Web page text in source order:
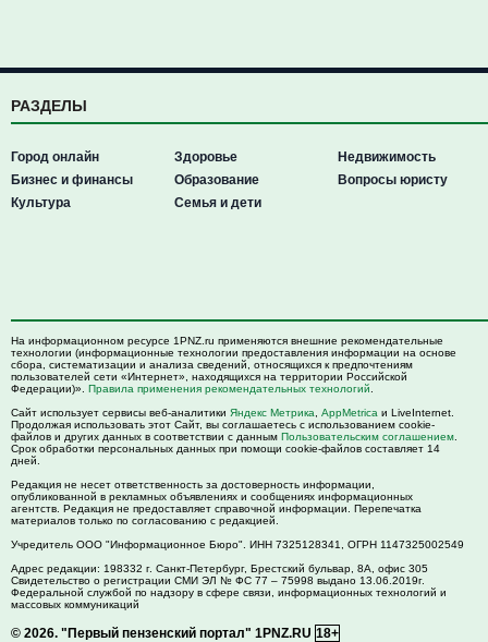
РАЗДЕЛЫ
Город онлайн
Бизнес и финансы
Культура
Здоровье
Образование
Семья и дети
Недвижимость
Вопросы юристу
На информационном ресурсе 1PNZ.ru применяются внешние рекомендательные
технологии (информационные технологии предоставления информации на основе
сбора, систематизации и анализа сведений, относящихся к предпочтениям
пользователей сети «Интернет», находящихся на территории Российской
Федерации)». Правила применения рекомендательных технологий
Сайт использует сервисы веб-аналитики Яндекс Метрика AppMetrica и LiveInternet.
Продолжая использовать этот Сайт, вы соглашаетесь с использованием cookie-
файлов и других данных в соответствии с данным Пользовательским соглашением
Срок обработки персональных данных при помощи cookie-файлов составляет 14
дней.
Редакция не несет ответственность за достоверность информации,
опубликованной в рекламных объявлениях и сообщениях информационных
агентств. Редакция не предоставляет справочной информации. Перепечатка
материалов только по согласованию с редакцией.
Учредитель ООО "Информационное Бюро". ИНН 7325128341, ОГРН 1147325002549
Адрес редакции: 198332 г. Санкт-Петербург, Брестский бульвар, 8А, офис 305
Свидетельство о регистрации СМИ ЭЛ № ФС 77 – 75998 выдано 13.06.2019г.
Федеральной службой по надзору в сфере связи, информационных технологий и
массовых коммуникаций
© 2026. "Первый пензенский портал" 1PNZ.RU 18+